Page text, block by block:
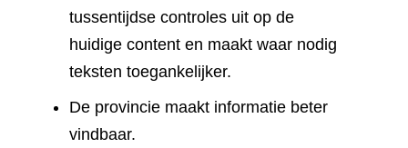
tussentijdse controles uit op de
huidige content en maakt waar nodig
teksten toegankelijker.
De provincie maakt informatie beter
vindbaar.